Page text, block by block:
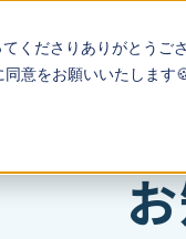
くださりありがとう
意をお願いいたします